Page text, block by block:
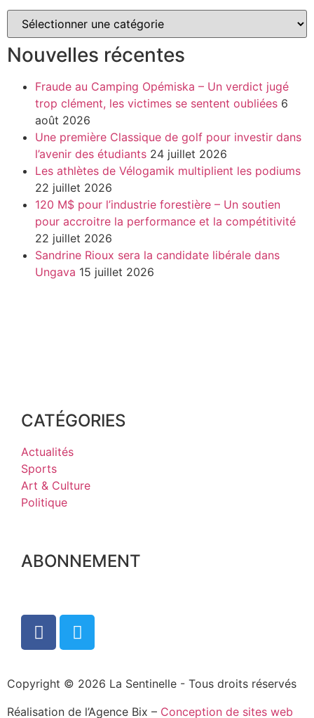
Nouvelles récentes
Fraude au Camping Opémiska – Un verdict jugé
trop clément, les victimes se sentent oubliées 6
août 2026
Une première Classique de golf pour investir dans
l’avenir des étudiants 24 juillet 2026
Les athlètes de Vélogamik multiplient les podiums
22 juillet 2026
120 M$ pour l’industrie forestière – Un soutien
pour accroitre la performance et la compétitivité
22 juillet 2026
Sandrine Rioux sera la candidate libérale dans
Ungava 15 juillet 2026
CATÉGORIES
Actualités
Sports
Art & Culture
Politique
ABONNEMENT
Copyright © 2026 La Sentinelle - Tous droits réservés
Réalisation de l’Agence Bix – Conception de sites web